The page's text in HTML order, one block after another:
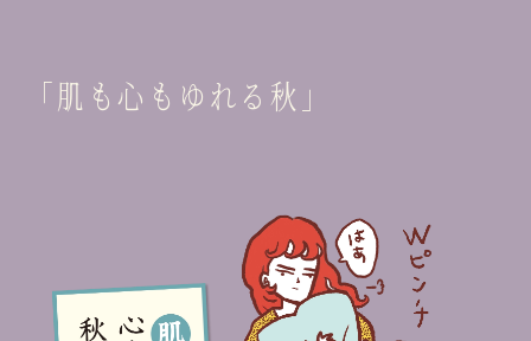
「肌も心もゆれる秋」